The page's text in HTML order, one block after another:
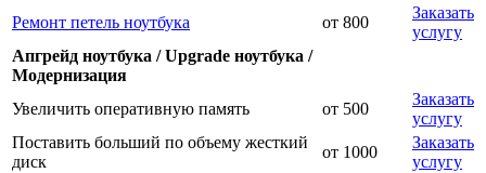
Ремонт петель ноутбука
от 800
Заказать
услугу
Апгрейд ноутбука / Upgrade ноутбука /
Модернизация
Увеличить оперативную память
от 500
Заказать
услугу
Поставить больший по объему жесткий
диск
от 1000
Заказать
услугу